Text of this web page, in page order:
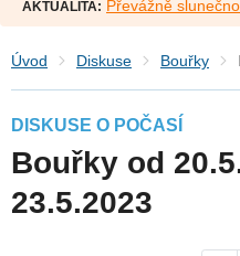
AKTUALITA: Převážně
Úvod Diskuse Bouřky
DISKUSE O POČASÍ
Bouřky od
23.5.2023